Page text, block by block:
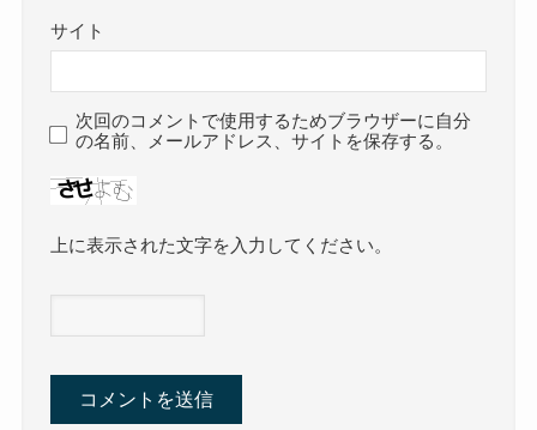
サイト
次回のコメントで使用するためブラウザーに自分
の名前、メールアドレス、サイトを保存する。
上に表示された文字を入力してください。